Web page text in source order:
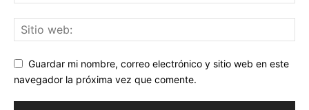
Guardar mi nombre, correo electrónico y sitio web en este
navegador la próxima vez que comente.